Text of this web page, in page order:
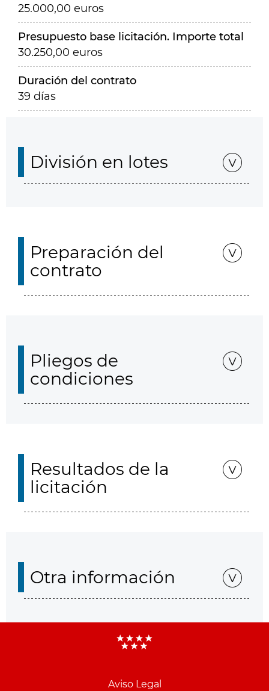
25.000,00 euros
Presupuesto base licitación. Importe total
30.250,00 euros
Duración del contrato
39 días
División en lotes
Preparación del
contrato
Pliegos de
condiciones
Resultados de la
licitación
Otra información
Aviso Legal